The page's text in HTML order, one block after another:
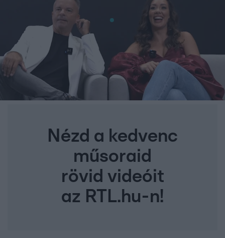
Nézd a kedvenc
műsoraid
rövid videóit
az RTL.hu-n!